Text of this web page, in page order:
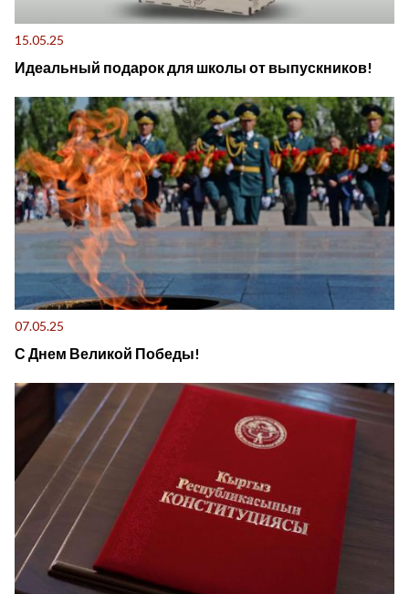
15.05.25
Идеальный подарок для школы от выпускников!
07.05.25
С Днем Великой Победы!